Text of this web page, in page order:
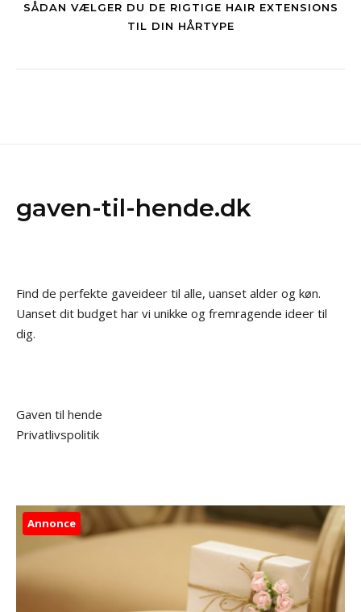
SÅDAN VÆLGER DU DE RIGTIGE HAIR EXTENSIONS
TIL DIN HÅRTYPE
gaven-til-hende.dk
Find de perfekte gaveideer til alle, uanset alder og køn.
Uanset dit budget har vi unikke og fremragende ideer til
dig.
Gaven til hende
Privatlivspolitik
Annonce